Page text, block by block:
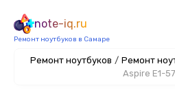
note-iq.ru
Ремонт ноутбуков в Самаре
Ремонт ноутбуков / Ремонт
Aspire E1-